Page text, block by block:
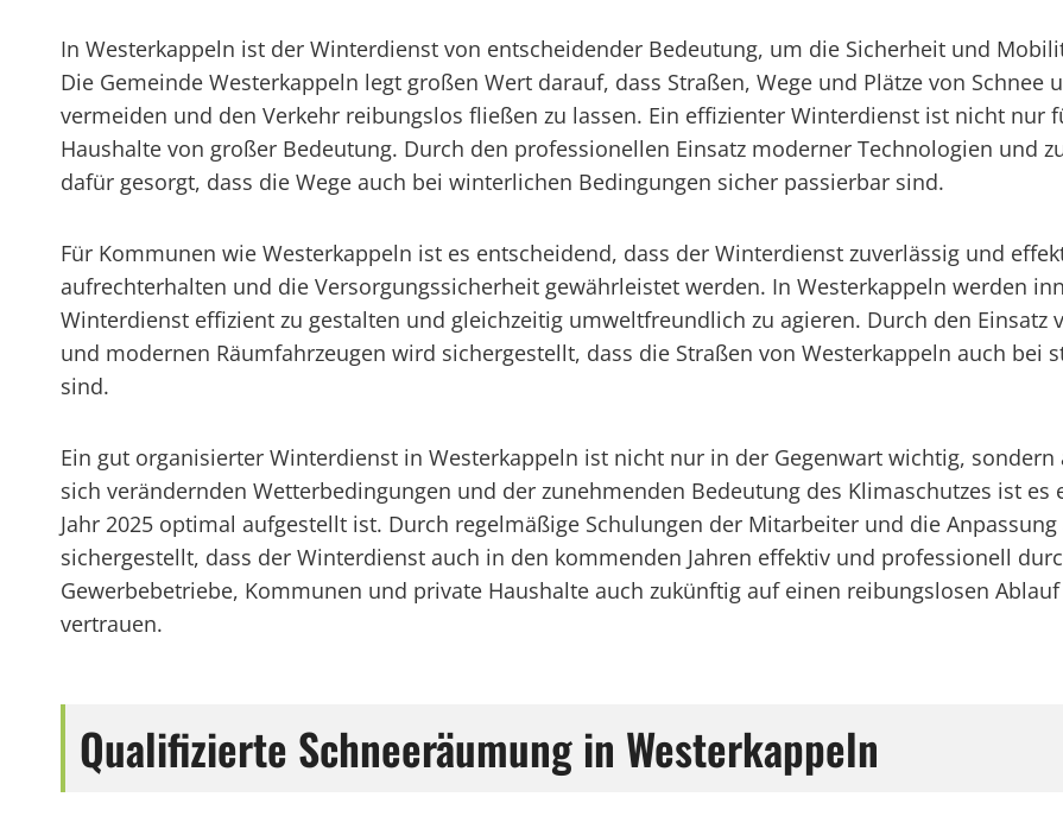
In Westerkappeln ist der Winterdienst von entscheidender Bedeutung, um die Sicherheit und
Die Gemeinde Westerkappeln legt großen Wert darauf, dass Straßen, Wege und Plätze von Schnee
vermeiden und den Verkehr reibungslos fließen zu lassen. Ein effizienter Winterdienst ist nicht nur
Haushalte von großer Bedeutung. Durch den professionellen Einsatz moderner Technologien und
dafür gesorgt, dass die Wege auch bei winterlichen Bedingungen sicher passierbar sind.
Für Kommunen wie Westerkappeln ist es entscheidend, dass der Winterdienst zuverlässig und
aufrechterhalten und die Versorgungssicherheit gewährleistet werden. In Westerkappeln werden
Winterdienst effizient zu gestalten und gleichzeitig umweltfreundlich zu agieren. Durch den
und modernen Räumfahrzeugen wird sichergestellt, dass die Straßen von Westerkappeln auch bei
sind.
Ein gut organisierter Winterdienst in Westerkappeln ist nicht nur in der Gegenwart wichtig,
sich verändernden Wetterbedingungen und der zunehmenden Bedeutung des Klimaschutzes ist
Jahr 2025 optimal aufgestellt ist. Durch regelmäßige Schulungen der Mitarbeiter und die
sichergestellt, dass der Winterdienst auch in den kommenden Jahren effektiv und professionell
Gewerbebetriebe, Kommunen und private Haushalte auch zukünftig auf einen reibungslosen
vertrauen.
Qualifizierte Schneeräumung in Westerkappeln